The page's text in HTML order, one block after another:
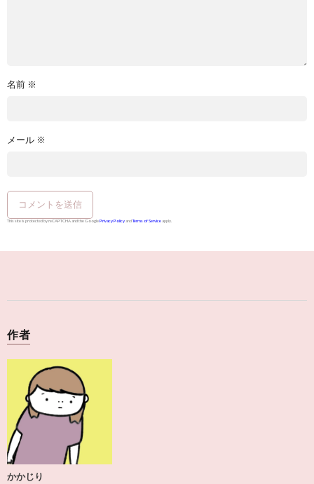
名前 ※
メール ※
This site is protected by reCAPTCHA and the GooglePrivacy Policy andTerms of Service apply.
作者
かかじり